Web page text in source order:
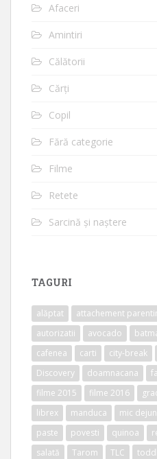
Afaceri
Amintiri
Călătorii
Cărți
Copil
Fără categorie
Filme
Retete
Sarcină și naștere
TAGURI
alăptat attachement
autorizatii
avocado
cafenea
carti city-break
Discovery
doamnacana
filme 2015
filme 2016
librex
manduca mic dejun
paste
povesti quinoa
salată
Tarom TLC